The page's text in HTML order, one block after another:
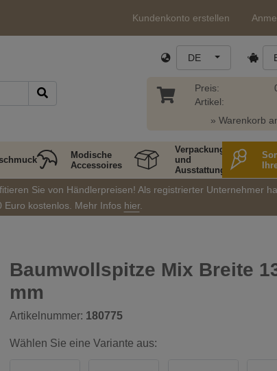
Kundenkonto erstellen
DE
Preis:
Artikel:
» Warenkorb
Modische
Accessoires
Verpackung
und
Ausstattung
Sie von Händlerpreisen! Als registrierter Unternehmer
Euro kostenlos. Mehr Infos hier.
Baumwollspitze Mix Breite
mm
Artikelnummer: 180775
Wählen Sie eine Variante aus: